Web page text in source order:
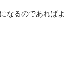
なるのであればよ